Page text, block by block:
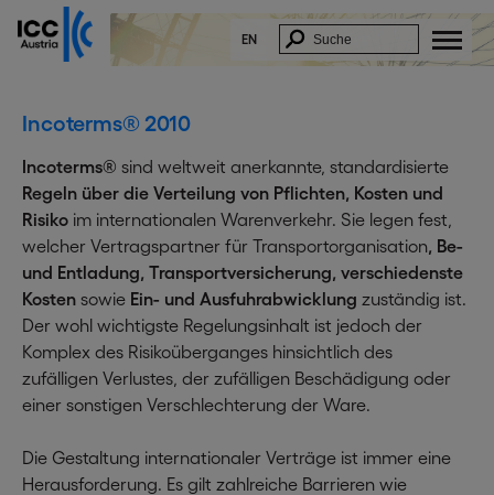
EN
Incoterms® 2010
Incoterms® sind weltweit anerkannte, standardisierte
Regeln über die Verteilung von Pflichten, Kosten und
Risiko im internationalen Warenverkehr. Sie legen fest,
welcher Vertragspartner für Transportorganisation, Be-
und Entladung, Transportversicherung, verschiedenste
Kosten sowie Ein- und Ausfuhrabwicklung zuständig ist.
Der wohl wichtigste Regelungsinhalt ist jedoch der
Komplex des Risikoüberganges hinsichtlich des
zufälligen Verlustes, der zufälligen Beschädigung oder
einer sonstigen Verschlechterung der Ware.
Die Gestaltung internationaler Verträge ist immer eine
Herausforderung. Es gilt zahlreiche Barrieren wie